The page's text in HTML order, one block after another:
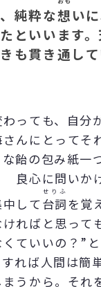
純粋な想い
といいます
も貫き通し
っても、自分
んにとってそ
飴の包み紙一
良心に問いか
中して台詞
せりふ
を覚
ればと思って
ていいの？”
れば人間は簡
うから。それ